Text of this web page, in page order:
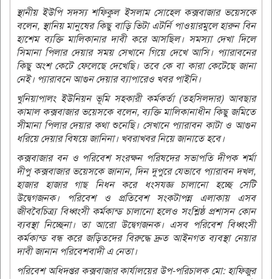
স্থানীয় ইউপি সদস্য শফিকুল ইসলাম সোহেল কক্সবাজার ভয়েসকে
বলেন, স্থানিয় মানুষের কিছু বাড়ি ভিটা এটর্নি পাওয়ারমুলে হারুন বিন
হাশেম ব্যক্তি মালিকানার দাবী করে আসছিল। সমস্যা দেখা দিলে
সিমানা পিলার দেয়ার সময় সেখানে গিয়ে দেখে আসি। প্যারাবনের
কিছু অংশ কেটে ফেলেছে দেখেছি। তবে কে বা কারা কেটেছে জানা
নেই। প্যারাবনে আগুন দেয়ার ব্যাপারেও খবর পাইনি।
খুনিয়াপালং ইউনিয়ন ভূমি সহকারী কর্মকর্তা (তহসিলদার) আবছার
কামাল কক্সবাজার ভয়েসকে বলেন, ব্যক্তি মালিকানাধীন কিছু জমিতে
সীমানা পিলার দেয়ার কথা শুনেছি। সেখানে প্যারাবন কাটা ও আগুন
ধরিয়ে দেয়ার বিষয়ে জানিনা। খবরাখবর নিয়ে জানাতে হবে।
কক্সবাজার বন ও পরিবেশ সংরক্ষন পরিষদের সভাপতি দীপক শর্মা
দীপু কক্সবাজার ভয়েসকে জানান, দিন দুপুরে যেভাবে প্যারাবন দখল,
হাজার হাজার গাছ নিধন করে ধংসযজ্ঞ চালানো হচ্ছে সেটি
উদ্বেগজনক। পরিবেশ ও প্রতিবেশ সংকটাপন্ন এলাকায় এসব
জীববৈচিত্র্য বিধ্বংসী কর্মকান্ড চালানো হলেও সংশ্লিষ্ঠ প্রশাসন কোন
ব্যবস্থা নিচ্ছেনা। তা আরো উদ্বেগজনক। এসব পরিবেশ বিধ্বংসী
কর্মকান্ড বন্ধ করে জড়িতদের বিরুদ্ধে দ্রুত আইনগত ব্যবস্থা নেয়ার
দাবী জানান পরিবেশবাদী এ নেতা।
পরিবেশ অধিদপ্তর কক্সবাজার কার্যালয়ের উপ-পরিচালক মো: হাফিজুর